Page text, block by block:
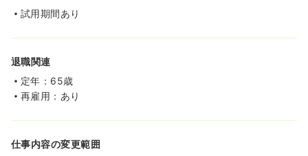
試用期間あり
退職関連
定年：65歳
再雇用：あり
仕事内容の変更範囲